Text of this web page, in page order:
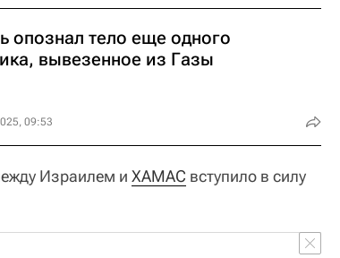
опознал тело еще одного
вывезенное из Газы
09:53
Израилем и ХАМАС вступило в силу